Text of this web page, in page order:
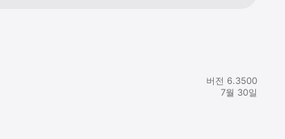
버전 6.3500
7월 30일